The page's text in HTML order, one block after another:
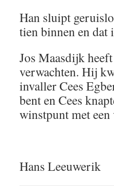
Han sluipt
tien binnen en dat
Jos Maasdijk
verwachten. Hij
invaller Cees
bent en Cees
winstpunt met
Hans Leeuwerik